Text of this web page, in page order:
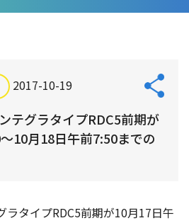
2017-10-19
テグラタイプRDC5前期が
10月18日午前7:50までの
ラタイプRDC5前期が10月17日午